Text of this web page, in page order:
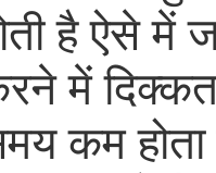
है ऐसे में
में
कम होता